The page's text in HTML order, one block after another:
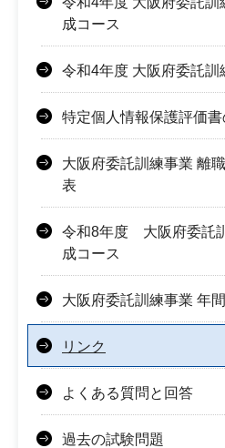
成コース
令和4年度 大阪府委託訓
特定個人情報保護評価
大阪府委託訓練事業 離
表
令和8年度 大阪府委託
成コース
大阪府委託訓練事業 年
リンク
よくある質問と回答
過去の試験問題